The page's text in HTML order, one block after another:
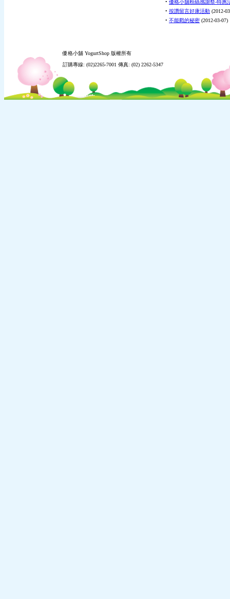
• 優格小舖粉絲感謝祭-特惠
• 按讚留言好康活動 (2012-
• 不能戳的秘密 (2012-03-07)
優格小舖 YogurtShop 版權所有
訂購專線: (02)2265-7001 傳真: (02) 2262-5347